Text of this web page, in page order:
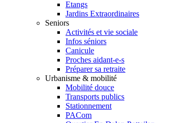
Etangs
Jardins Extraordinaires
Seniors
Activités et vie sociale
Infos séniors
Canicule
Proches aidant-e-s
Préparer sa retraite
Urbanisme & mobilité
Mobilité douce
Transports publics
Stationnement
PACom